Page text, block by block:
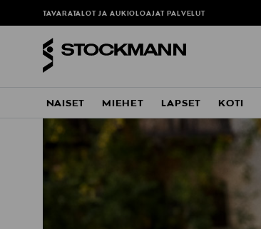
TAVARATALOT JA AUKIOLOAJAT PALVELUT
NAISET MIEHET LAPSET KOTI